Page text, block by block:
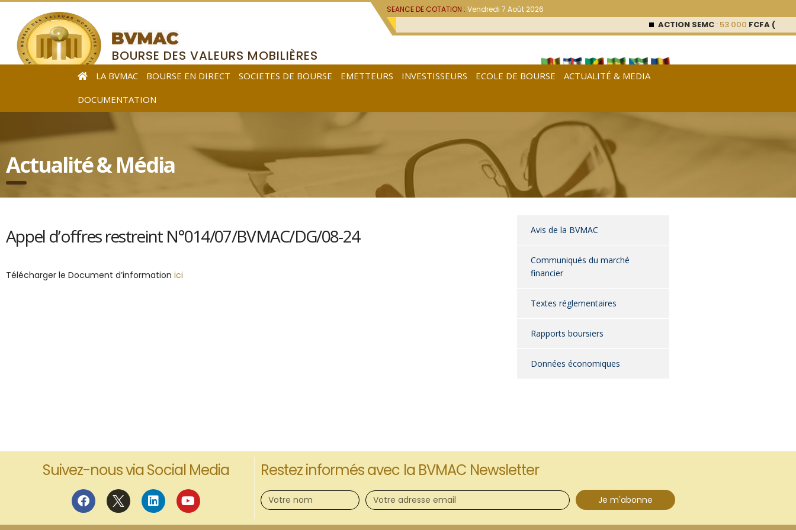
SEANCE DE COTATION :Vendredi 7 Août 2026
ACTION SEMC: 53 000FCFA (0 %)
BOURSE DES VALEURS MOBILIÈRES
DE L’AFRIQUE CENTRALE
LA BVMAC BOURSE EN DIRECT SOCIETES DE BOURSE EMETTEURS INVESTISSEURS ECOLE DE BOURSE
ACTUALITÉ & MEDIA
DOCUMENTATION
Actualité & Média
Appel d’offres restreint N°014/07/BVMAC/DG/08-24
Télécharger le Document d’information ici
Avis de la BVMAC
Communiqués du marché
financier
Textes réglementaires
Rapports boursiers
Données économiques
Suivez-nous via Social Media Restez informés avec la BVMAC Newsletter
Je m'abonne